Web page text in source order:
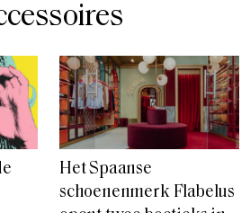
Het Spaanse
schoenenmerk Flabelus